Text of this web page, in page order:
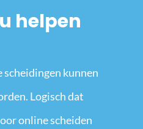
helpen
scheidingen kunnen
Logisch dat
online scheiden